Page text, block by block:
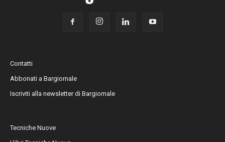
Contatti
Abbonati a Bargiornale
Iscriviti alla newsletter di Bargiornale
Tecniche Nuove